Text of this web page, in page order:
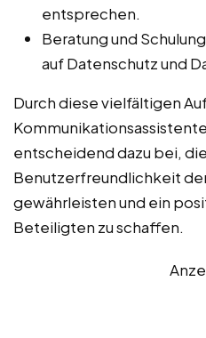
entsprechen.
Beratung und
auf Datenschutz und
Durch diese vielfältigen
entscheidend dazu bei,
Benutzerfreundlichkeit
gewährleisten und ein
Beteiligten zu schaffen.